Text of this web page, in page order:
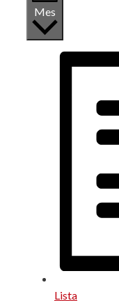
Mes
Lista